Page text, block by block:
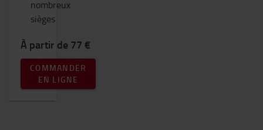
nombreux
sièges
À partir de 77 €
COMMANDER
EN LIGNE